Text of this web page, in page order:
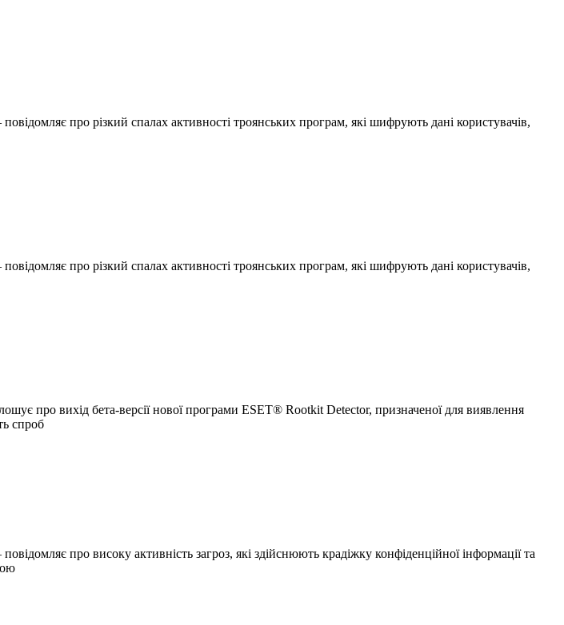
про різкий спалах активності троянських програм, які шифрують дані користувачів,
про різкий спалах активності троянських програм, які шифрують дані користувачів,
про вихід бета-версії нової програми ESET® Rootkit Detector, призначеної для виявлення
спроб
про високу активність загроз, які здійснюють крадіжку конфіденційної інформації та